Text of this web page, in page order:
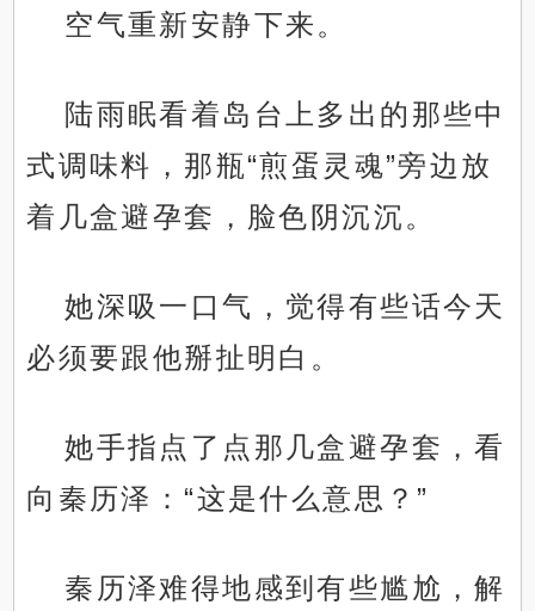
空气重新安静下来。
陆雨眠看着岛台上多出的那些中
式调味料，那瓶“煎蛋灵魂”旁边放
着几盒避孕套，脸色阴沉沉。
她深吸一口气，觉得有些话今天
必须要跟他掰扯明白。
她手指点了点那几盒避孕套，看
向秦历泽：“这是什么意思？”
秦历泽难得地感到有些尴尬，解